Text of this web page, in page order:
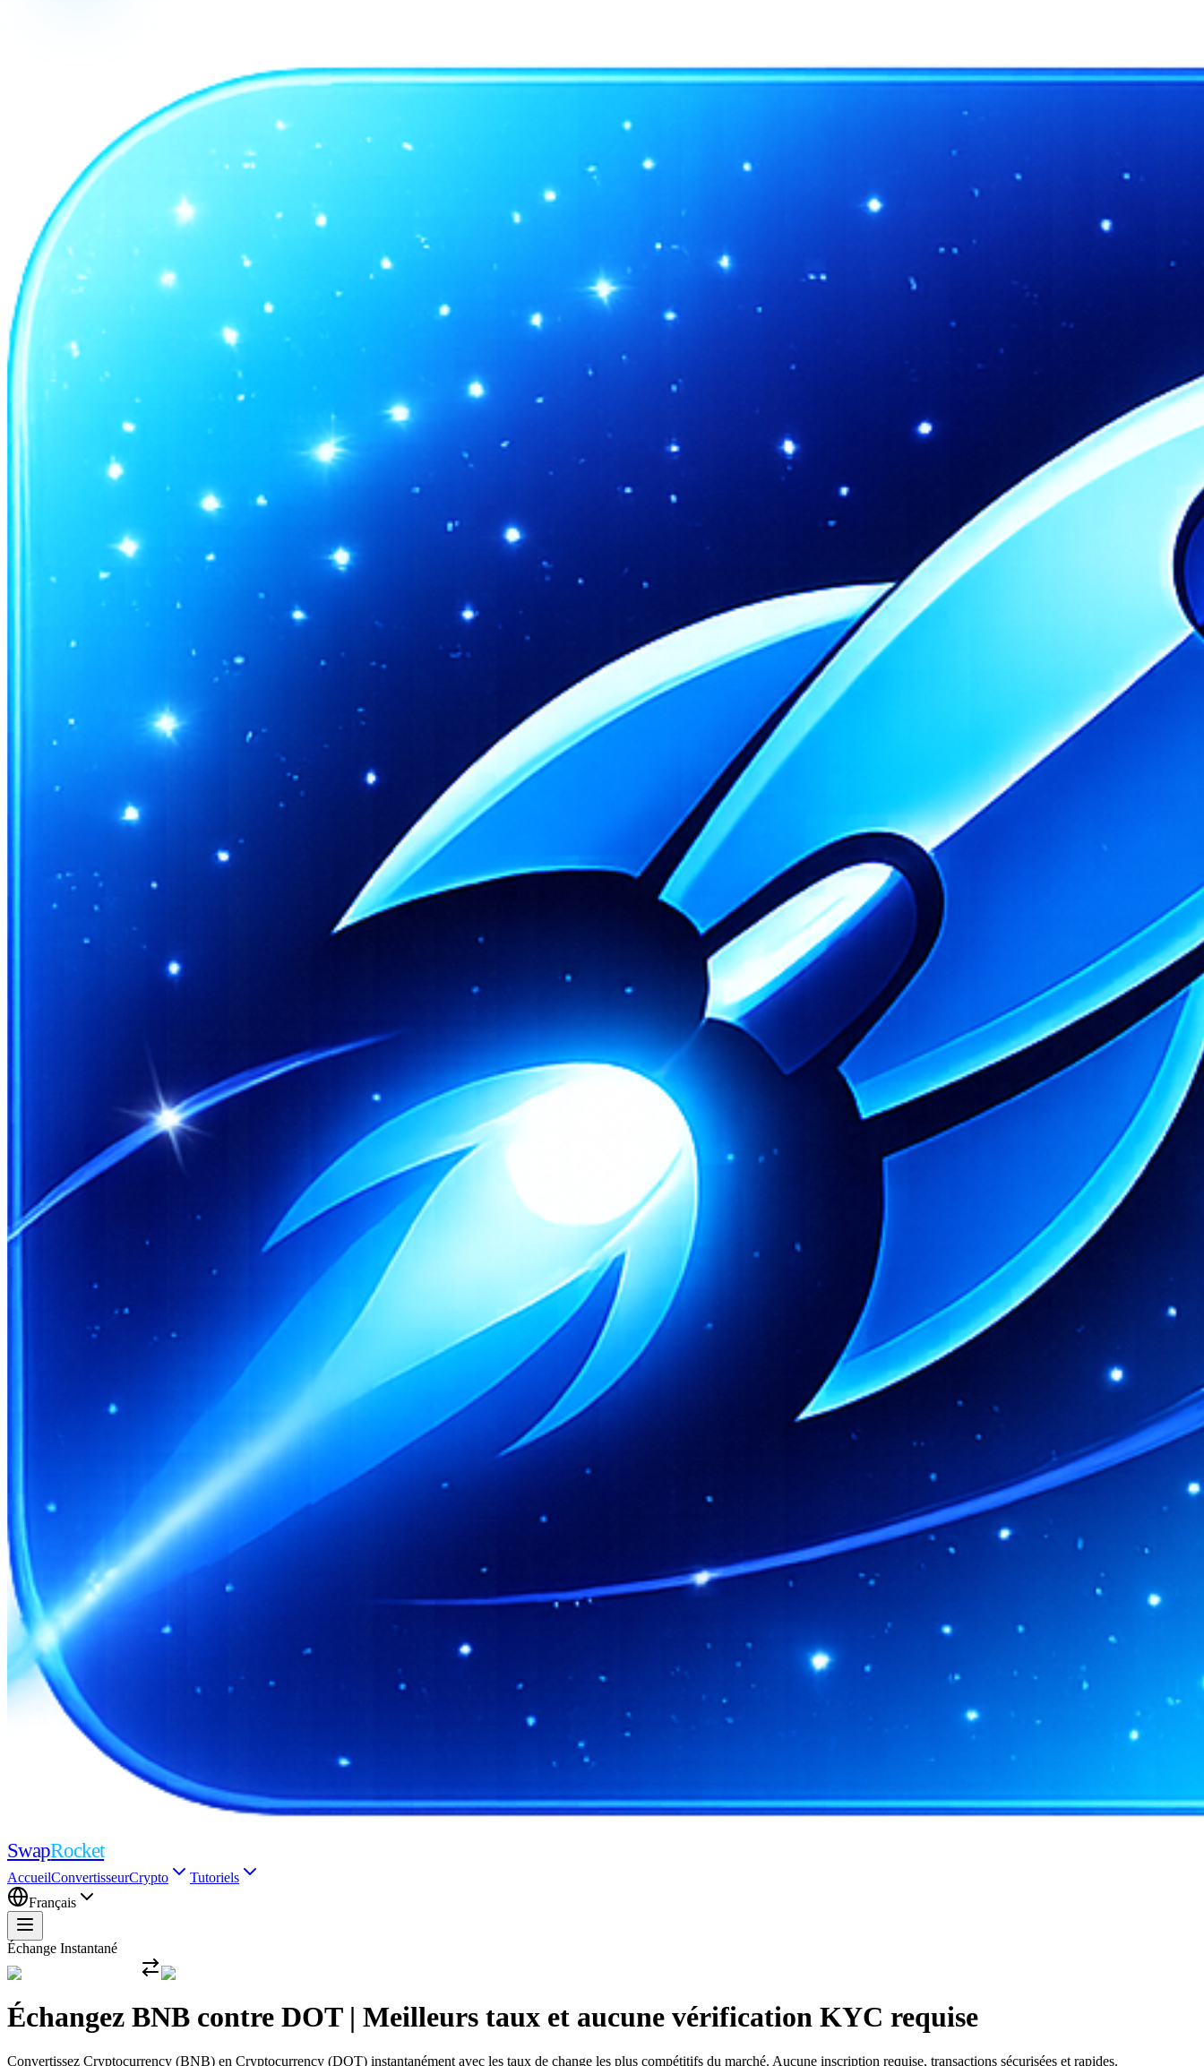
SwapRocket
AccueilConvertisseurCrypto
Tutoriels
Français
Échange Instantané
Échangez BNB contre DOT | Meilleurs taux et aucune vérification KYC requise
Convertissez Cryptocurrency (BNB) en Cryptocurrency (DOT) instantanément avec les taux de change les plus compétitifs du marché. Aucune inscription requise, transactions sécurisées et rapides.